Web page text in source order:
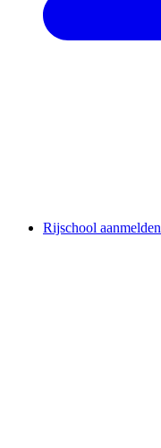
Rijschool aanmelden